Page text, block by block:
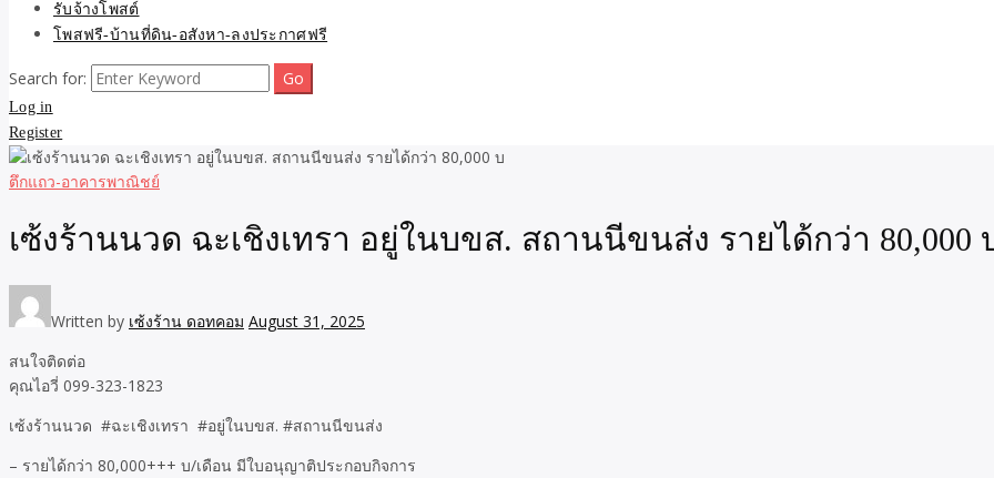
รับจ้างโพสต์
โพสฟรี-บ้านที่ดิน-อสังหา-ลงประกาศฟรี
Search for:
Log in
Register
ตึกแถว-อาคารพาณิชย์
เซ้งร้านนวด ฉะเชิงเทรา อยู่ในบขส. สถานนีขนส่ง รายได้กว่า 80,000
Written by เซ้งร้าน ดอทคอม August 31, 2025
สนใจติดต่อ
คุณไอวี่ 099-323-1823
เซ้งร้านนวด #ฉะเชิงเทรา #อยู่ในบขส. #สถานนีขนส่ง
– รายได้กว่า 80,000+++ บ/เดือน มีใบอนุญาติประกอบกิจการ